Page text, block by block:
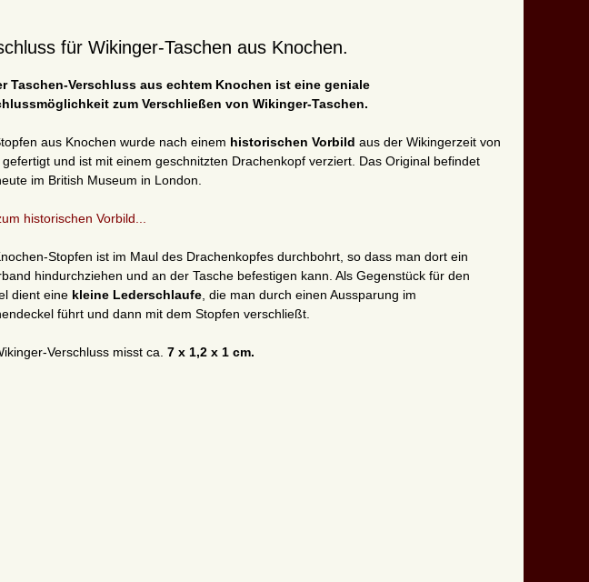
für Wikinger-Taschen aus Knochen.
Taschen-Verschluss aus echtem Knochen ist eine geniale
zum Verschließen von Wikinger-Taschen.
aus Knochen wurde nach einem historischen Vorbild aus der Wikingerzeit von
gefertigt und ist mit einem geschnitzten Drachenkopf verziert. Das Original befindet
im British Museum in London.
historischen Vorbild...
Stopfen ist im Maul des Drachenkopfes durchbohrt, so dass man dort ein
hindurchziehen und an der Tasche befestigen kann. Als Gegenstück für den
dient eine kleine Lederschlaufe , die man durch einen Aussparung im
führt und dann mit dem Stopfen verschließt.
Verschluss misst ca. 7 x 1,2 x 1 cm.